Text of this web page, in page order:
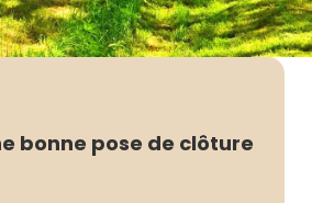
bonne pose de clôture